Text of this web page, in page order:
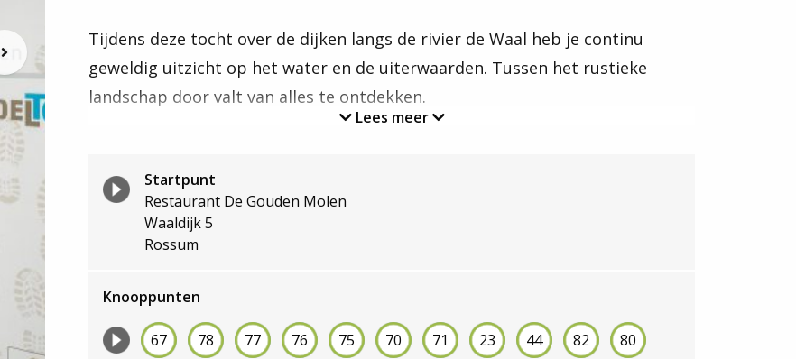
Volgende
berichten
Tijdens deze tocht over de dijken langs de rivier de Waal heb je continu
geweldig uitzicht op het water en de uiterwaarden. Tussen het rustieke
landschap door valt van alles te ontdekken.
ambachtelijke restaurant biedt je een Franse keuken met zowel klassieke als
moderne gerechten. Alle dagen van de week geopend.
Let op! Deze fietsroute bevat een overtocht met de veerpont Tiel-Wamel
vaartijden te controleren bij de veerexploitant.
over veerpontjes in het Rivierengebied.
Lees meer
Startpunt
Restaurant De Gouden Molen
Waaldijk 5
Rossum
Knooppunten
67 78 77 76 75 70 71 23 44 82 80